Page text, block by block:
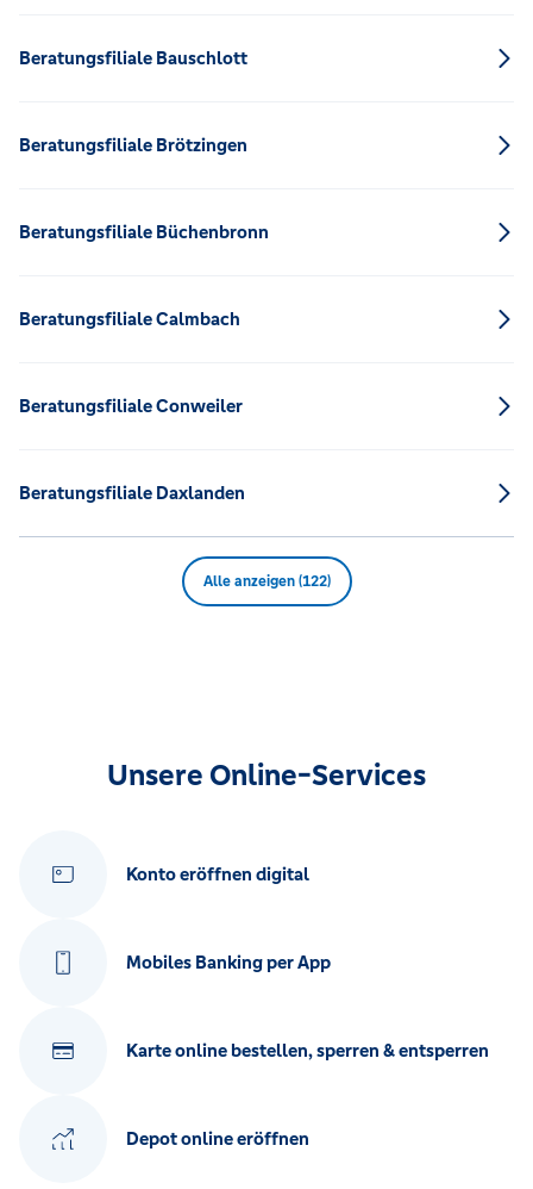
Beratungsfiliale Bauschlott
Beratungsfiliale Brötzingen
Beratungsfiliale Büchenbronn
Beratungsfiliale Calmbach
Beratungsfiliale Conweiler
Beratungsfiliale Daxlanden
Alle anzeigen (122)
Unsere Online-Services
Konto eröffnen digital
Mobiles Banking per App
Karte online bestellen, sperren & entsperren
Depot online eröffnen